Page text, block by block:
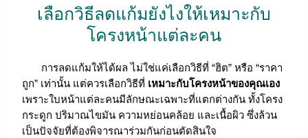
เลือกวิธีลดแก้มยังไงให้เหมาะกับ
โครงหน้าแต่ละคน
การลดแก้มให้ได้ผล ไม่ใช่แค่เลือกวิธีที่ “ฮิต” หรือ “ราคา
ถูก” เท่านั้น แต่ควรเลือกวิธีที่ เหมาะกับโครงหน้าของคุณเอง
เพราะใบหน้าแต่ละคนมีลักษณะเฉพาะที่แตกต่างกัน ทั้งโครง
กระดูก ปริมาณไขมัน ความหย่อนคล้อย และเนื้อผิว ซึ่งล้วน
เป็นปัจจัยที่ต้องพิจารณาร่วมกันก่อนตัดสินใจ